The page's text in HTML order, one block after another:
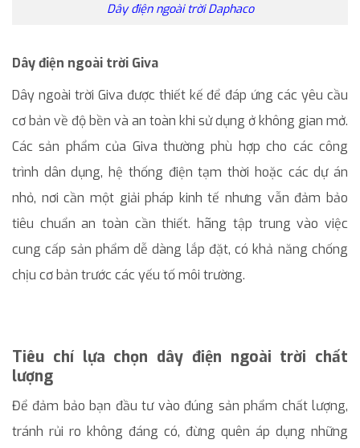
Dây điện ngoài trời Daphaco
Dây điện ngoài trời Giva
Dây ngoài trời Giva được thiết kế để đáp ứng các yêu cầu
cơ bản về độ bền và an toàn khi sử dụng ở không gian mở.
Các sản phẩm của Giva thường phù hợp cho các công
trình dân dụng, hệ thống điện tạm thời hoặc các dự án
nhỏ, nơi cần một giải pháp kinh tế nhưng vẫn đảm bảo
tiêu chuẩn an toàn cần thiết. hãng tập trung vào việc
cung cấp sản phẩm dễ dàng lắp đặt, có khả năng chống
chịu cơ bản trước các yếu tố môi trường.
Tiêu chí lựa chọn dây điện ngoài trời chất
lượng
Để đảm bảo bạn đầu tư vào đúng sản phẩm chất lượng,
tránh rủi ro không đáng có, đừng quên áp dụng những